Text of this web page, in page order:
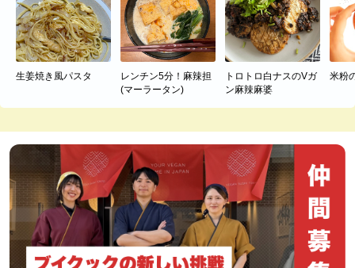
生姜焼き風パスタ
レンチン5分！麻辣担
(マーラータン)
トロトロ白ナスのVガ
ン麻辣麻婆
米粉